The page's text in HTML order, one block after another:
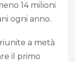
14 milioni
ogni anno.
a metà
il primo